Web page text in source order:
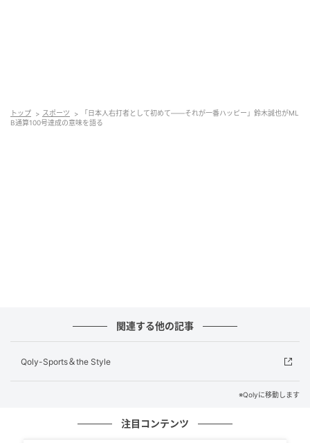
100本塁打に到達できたことには大きな意味がある」
とも語り、「これから日本から挑戦する右打者にとっ
次の記事
「今季MLB最多タイの4個」今永昇太のけん制
がMLBで際立つ特殊な武器である理由
トップ スポーツ
「日本人右打者として初めて——それが一番ハッピー」鈴木誠也がML
B通算100号達成の意味を語る
関連する他の記事
Qoly-Sports＆the Style
※Qolyに移動します
注目コンテンツ